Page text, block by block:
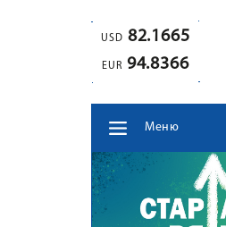
USD 82.1665
EUR 94.8366
Меню